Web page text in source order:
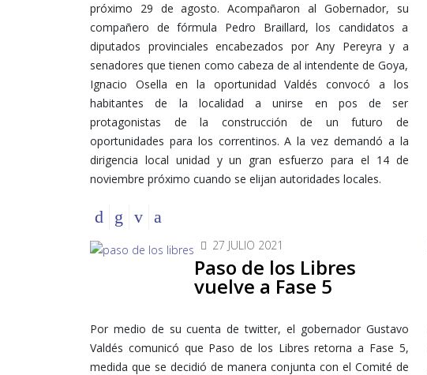
próximo 29 de agosto. Acompañaron al Gobernador, su
compañero de fórmula Pedro Braillard, los candidatos a
diputados provinciales encabezados por Any Pereyra y a
senadores que tienen como cabeza de al intendente de Goya,
Ignacio Osella en la oportunidad Valdés convocó a los
habitantes de la localidad a unirse en pos de ser
protagonistas de la construcción de un futuro de
oportunidades para los correntinos. A la vez demandó a la
dirigencia local unidad y un gran esfuerzo para el 14 de
noviembre próximo cuando se elijan autoridades locales.
27 JULIO 2021
Paso de los Libres
vuelve a Fase 5
Por medio de su cuenta de twitter, el gobernador Gustavo
Valdés comunicó que Paso de los Libres retorna a Fase 5,
medida que se decidió de manera conjunta con el Comité de